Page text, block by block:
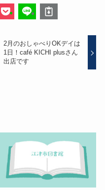
2月のおしゃべりOKデイは
1日！café KICHI plusさん
出店です